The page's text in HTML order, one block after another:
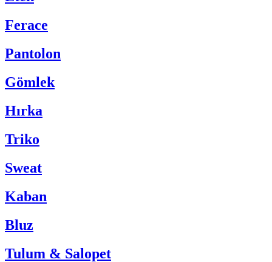
Ferace
Pantolon
Gömlek
Hırka
Triko
Sweat
Kaban
Bluz
Tulum & Salopet